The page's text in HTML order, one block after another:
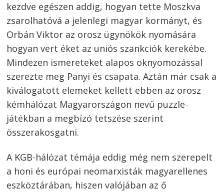
kezdve egészen addig, hogyan tette Moszkva
zsarolhatóvá a jelenlegi magyar kormányt, és
Orbán Viktor az orosz ügynökök nyomására
hogyan vert éket az uniós szankciók kerekébe.
Mindezen ismereteket alapos oknyomozással
szerezte meg Panyi és csapata. Aztán már csak a
kiválogatott elemeket kellett ebben az orosz
kémhálózat Magyarországon nevű puzzle-
játékban a megbízó tetszése szerint
összerakosgatni.
A KGB-hálózat témája eddig még nem szerepelt
a honi és európai neomarxisták magyarellenes
eszköztárában, hiszen valójában az ő